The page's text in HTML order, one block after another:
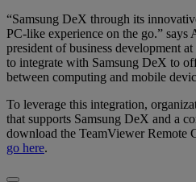
“Samsung DeX through its
PC-like experience on the go.” says
president of business development
to integrate with Samsung DeX to
between computing and mobile
To leverage this integration,
that supports Samsung DeX and a
download the TeamViewer Remote
go here.